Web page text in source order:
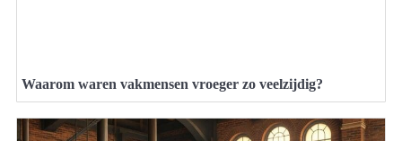
Waarom waren vakmensen vroeger zo veelzijdig?